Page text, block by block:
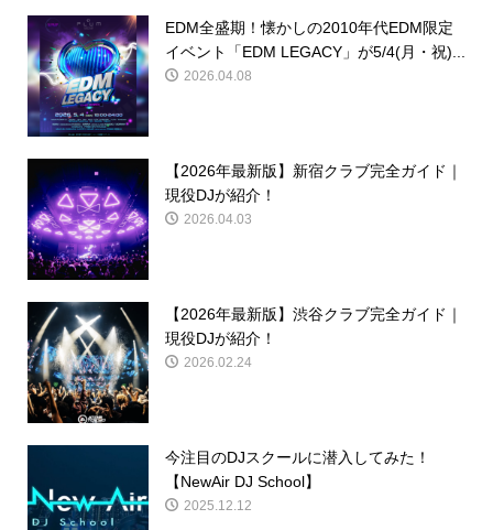
EDM全盛期！懐かしの2010年代EDM限定
イベント「EDM LEGACY」が5/4(月・祝)...
2026.04.08
【2026年最新版】新宿クラブ完全ガイド｜
現役DJが紹介！
2026.04.03
【2026年最新版】渋谷クラブ完全ガイド｜
現役DJが紹介！
2026.02.24
今注目のDJスクールに潜入してみた！
【NewAir DJ School】
2025.12.12